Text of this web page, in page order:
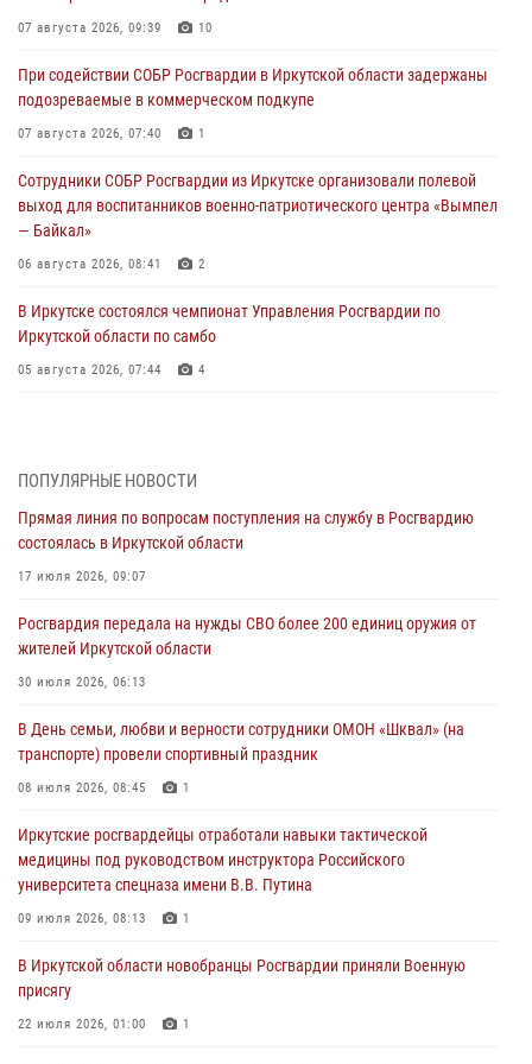
07 августа 2026, 09:39 10
При содействии СОБР Росгвардии в Иркутской области задержаны
подозреваемые в коммерческом подкупе
07 августа 2026, 07:40 1
Сотрудники СОБР Росгвардии из Иркутске организовали полевой
выход для воспитанников военно-патриотического центра «Вымпел
— Байкал»
06 августа 2026, 08:41 2
В Иркутске состоялся чемпионат Управления Росгвардии по
Иркутской области по самбо
05 августа 2026, 07:44 4
04 августа 2026, 07:14 3
Росгвардейцы потушили загоревшийся автомобиль в Иркутске
03 августа 2026, 04:55
Дню Воздушно-десантных войск в Иркутской области
03 августа 2026, 03:32
сердца к сердцу» (видео)
31 июля 2026, 04:37
пропавшую пожилую женщину в Иркутске
30 июля 2026, 07:37
ПОПУЛЯРНЫЕ НОВОСТИ
Прямая линия по вопросам поступления на службу в Росгвардию
состоялась в Иркутской области
17 июля 2026, 09:07
Росгвардия передала на нужды СВО более 200 единиц оружия от
жителей Иркутской области
30 июля 2026, 06:13
В День семьи, любви и верности сотрудники ОМОН «Шквал» (на
транспорте) провели спортивный праздник
08 июля 2026, 08:45 1
Иркутские росгвардейцы отработали навыки тактической
медицины под руководством инструктора Российского
университета спецназа имени В.В. Путина
09 июля 2026, 08:13 1
В Иркутской области новобранцы Росгвардии приняли Военную
присягу
22 июля 2026, 01:00 1